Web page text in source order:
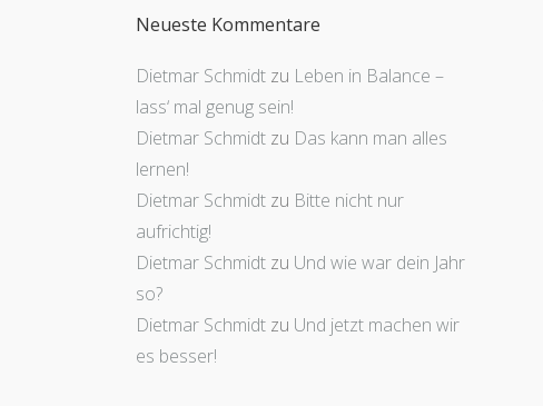
Neueste Kommentare
Dietmar Schmidt zu Leben in Balance –
lass‘ mal genug sein!
Dietmar Schmidt zu Das kann man alles
lernen!
Dietmar Schmidt zu Bitte nicht nur
aufrichtig!
Dietmar Schmidt zu Und wie war dein Jahr
so?
Dietmar Schmidt zu Und jetzt machen wir
es besser!